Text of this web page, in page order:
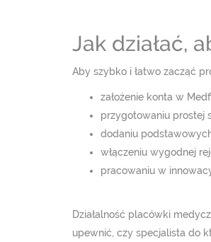
Jak działać,
Aby szybko i łatwo zacząć
założenie konta w
przygotowaniu prostej
dodaniu
włączeniu wygodnej
pracowaniu w
Działalność placówki
upewnić, czy specjalista do